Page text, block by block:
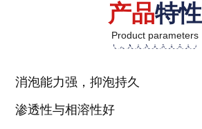
产品特性
Product parameters
消泡能力强，抑泡持久
渗透性与相溶性好